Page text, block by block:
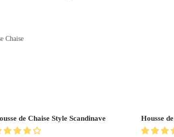
Chaise
de Chaise Style Scandinave Housse